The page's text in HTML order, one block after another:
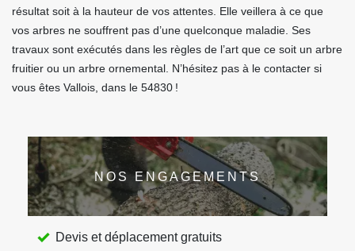
résultat soit à la hauteur de vos attentes. Elle veillera à ce que
vos arbres ne souffrent pas d’une quelconque maladie. Ses
travaux sont exécutés dans les règles de l’art que ce soit un arbre
fruitier ou un arbre ornemental. N’hésitez pas à le contacter si
vous êtes Vallois, dans le 54830 !
NOS ENGAGEMENTS
Devis et déplacement gratuits